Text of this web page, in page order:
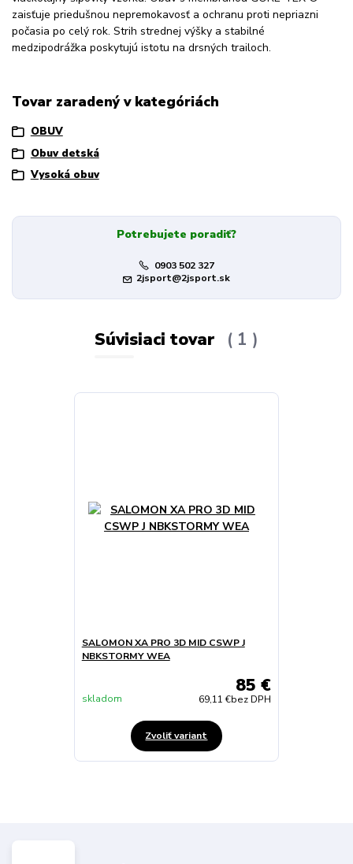
zaisťuje priedušnou nepremokavosť a ochranu proti nepriazni
počasia po celý rok. Strih strednej výšky a stabilné
medzipodrážka poskytujú istotu na drsných trailoch.
Tovar zaradený v kategóriách
OBUV
Obuv detská
Vysoká obuv
Potrebujete poradiť?
0903 502 327
2jsport@2jsport.sk
Súvisiaci tovar 1
SALOMON XA PRO 3D MID CSWP J
NBKSTORMY WEA
85 €
69,11 €bez DPH
skladom
Zvoliť variant